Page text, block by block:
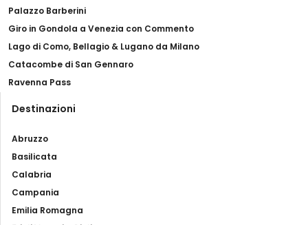
Palazzo Barberini
Giro in Gondola a Venezia con Commento
Lago di Como, Bellagio & Lugano da Milano
Catacombe di San Gennaro
Ravenna Pass
Destinazioni
Abruzzo
Basilicata
Calabria
Campania
Emilia Romagna